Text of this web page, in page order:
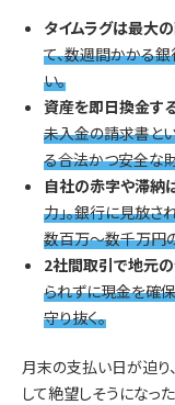
タイムラグは最大の
て、数週間かかる
い。
資産を即日換金す
未入金の請求書と
る合法かつ安全な
自社の赤字や滞納
力」。銀行に見放
数百万〜数千万円
2社間取引で地元
られずに現金を確
守り抜く。
月末の支払い日が迫り
して絶望しそうになっ